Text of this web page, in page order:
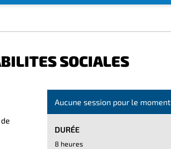
SOCIALES
Aucune session pour le moment
DURÉE
8 heures